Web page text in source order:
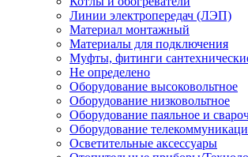
Линии электропередач (ЛЭП)
Материал монтажный
Материалы для подключения
Муфты, фитинги
Не определено
Оборудование высоковольтное
Оборудование низковольтное
Оборудование паяльное и
Оборудование
Осветительные аксессуары